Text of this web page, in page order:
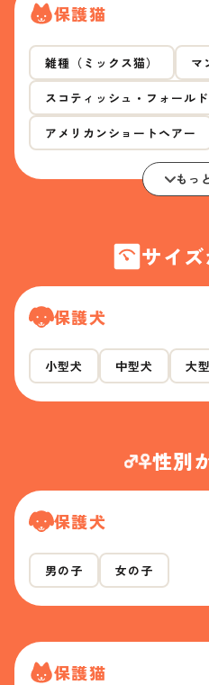
保護猫
雑種（ミックス猫） マ
スコティッシュ・フォールド
アメリカンショートヘアー
もっ
サイ
保護犬
小型犬 中型犬 大
性別
保護犬
男の子 女の子
保護猫